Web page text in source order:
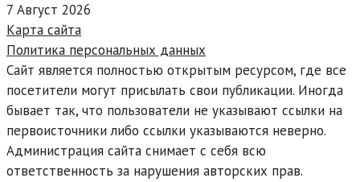
7 Август 2026
Карта сайта
Политика персональных данных
Сайт является полностью открытым ресурсом, где все
посетители могут присылать свои публикации. Иногда
бывает так, что пользователи не указывают ссылки на
первоисточники либо ссылки указываются неверно.
Администрация сайта снимает с себя всю
ответственность за нарушения авторских прав.